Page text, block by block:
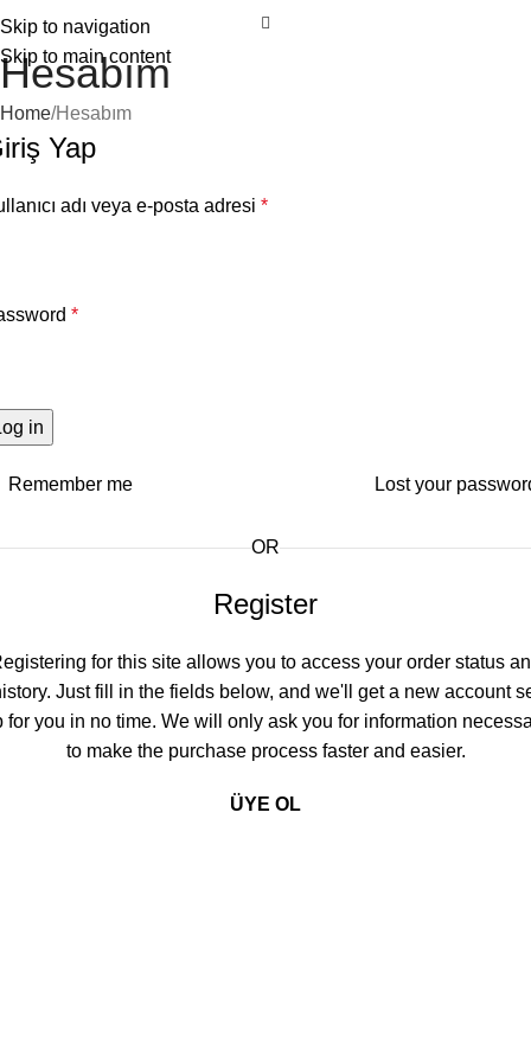
Skip to navigation
Skip to main content
Hesabım
Home Hesabım
Yap
adı veya e-posta adresi *
*
in
Lost your
Remember me
OR
Register
for this site allows you to access your order status
Just fill in the fields below, and we'll get a new account
for you in no time. We will only ask you for information
to make the purchase process faster and easier.
ÜYE OL